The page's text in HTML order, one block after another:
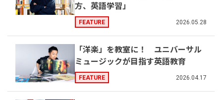
方、英語学習」
FEATURE 2026.05.28
「洋楽」を教室に！ ユニバーサル
ミュージックが目指す英語教育
FEATURE 2026.04.17